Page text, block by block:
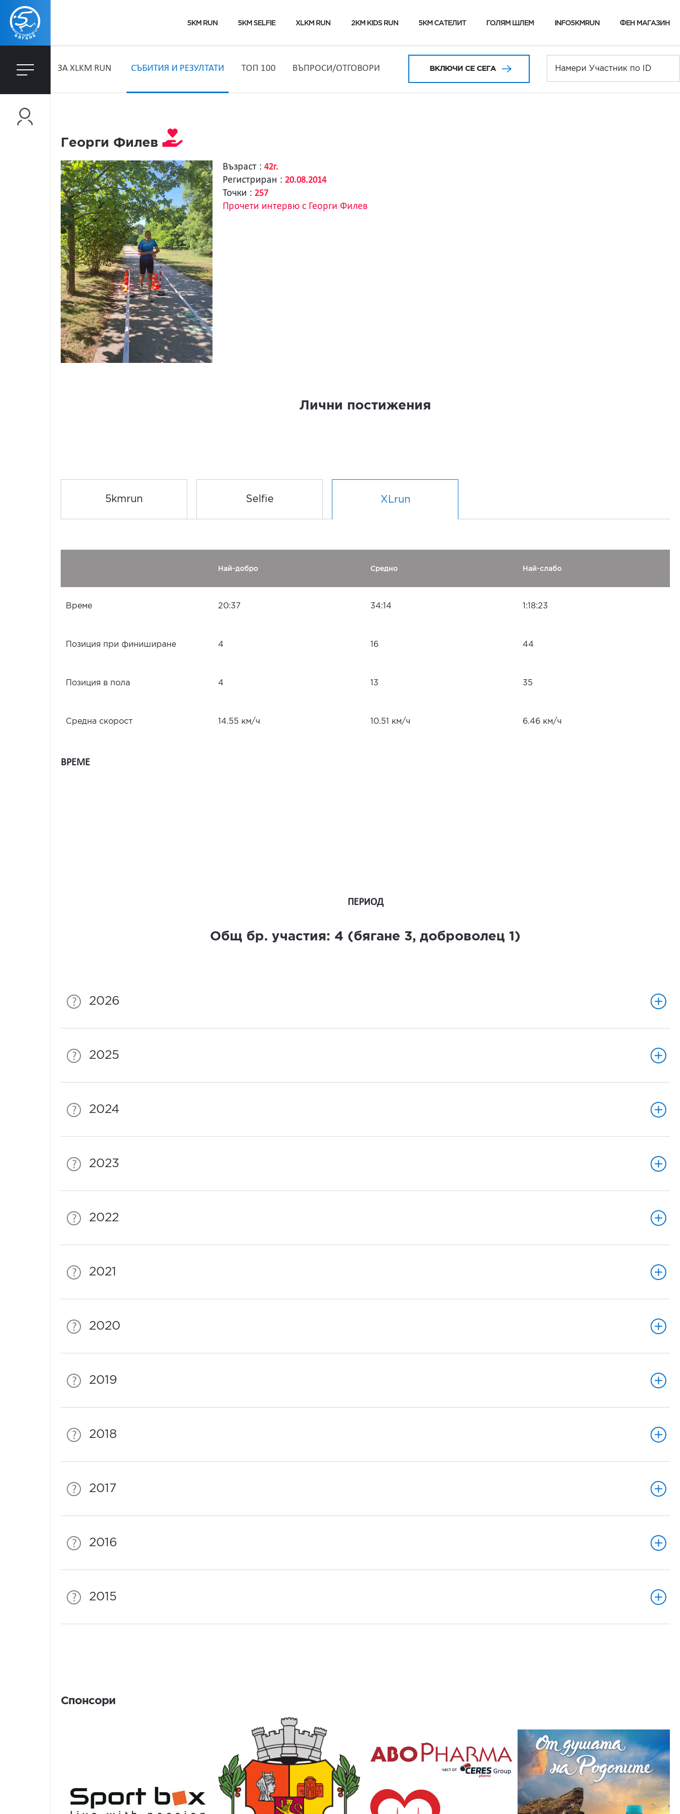
5KM RUN 5KM SELFIE XLKM RUN 2KM KIDS RUN 5KM САТЕЛИТ ГОЛЯМ ШЛЕМ INFO5KMRUN ФЕН МАГАЗИН
ЗA XLKM RUN СЪБИТИЯ И РЕЗУЛТАТИ ТОП 100 ВЪПРОСИ/ОТГОВОРИ ВКЛЮЧИ СЕ СЕГА
Георги Филев
Възраст : 42г.
Регистриран : 20.08.2014
Точки : 257
Прочети интервю с Георги Филев
Лични постижения
5kmrun Selfie XLrun
Най-добро Средно Най-слабо
Време 20:37 34:14 1:18:23
Позиция при финиширане 4 16 44
Позиция в пола 4 13 35
Средна скорост 14.55 км/ч 10.51 км/ч 6.46 км/ч
ВРЕМЕ
ПЕРИОД
Общ бр. участия: 4 (бягане 3, доброволец 1 )
2026
2025
2024
2023
2022
2021
2020
2019
2018
2017
2016
2015
Спонсори